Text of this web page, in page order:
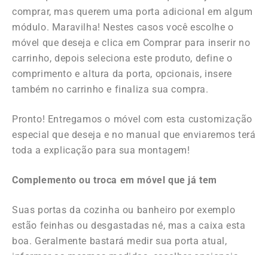
comprar, mas querem uma porta adicional em algum
módulo. Maravilha! Nestes casos você escolheo
móvel que deseja e clica em Comprar para inserir no
carrinho, depois seleciona este produto, define o
comprimento e altura da porta, opcionais, insere
também no carrinho e finaliza sua compra.
Pronto! Entregamos o móvel com esta customização
especial que deseja e no manual que enviaremos terá
toda a explicação para sua montagem!
Complemento ou troca em móvel que já tem
Suas portas da cozinha ou banheiro por exemplo
estão feinhas ou desgastadas né, mas a caixa esta
boa. Geralmente bastará medir sua porta atual,